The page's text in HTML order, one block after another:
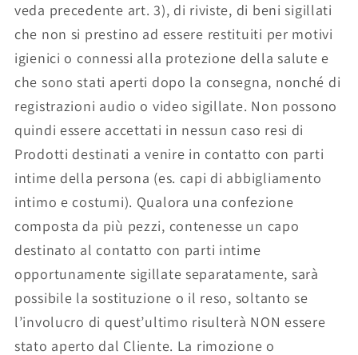
veda precedente art. 3), di riviste, di beni sigillati
che non si prestino ad essere restituiti per motivi
igienici o connessi alla protezione della salute e
che sono stati aperti dopo la consegna, nonché di
registrazioni audio o video sigillate. Non possono
quindi essere accettati in nessun caso resi di
Prodotti destinati a venire in contatto con parti
intime della persona (es. capi di abbigliamento
intimo e costumi). Qualora una confezione
composta da più pezzi, contenesse un capo
destinato al contatto con parti intime
opportunamente sigillate separatamente, sarà
possibile la sostituzione o il reso, soltanto se
l’involucro di quest’ultimo risulterà NON essere
stato aperto dal Cliente. La rimozione o